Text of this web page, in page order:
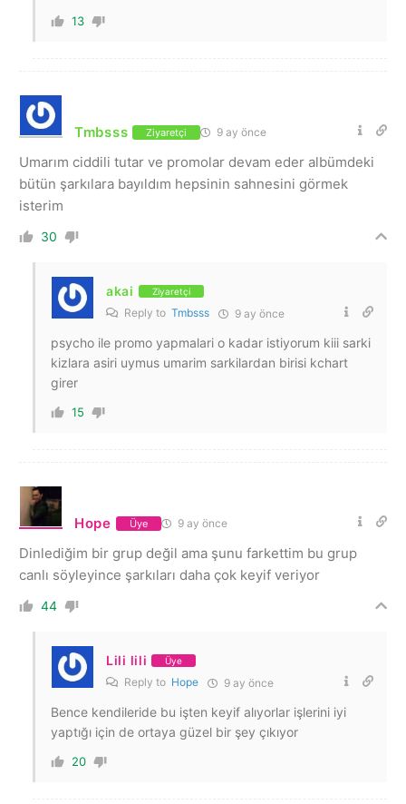
13
Tmbsss Ziyaretçi 9 ay önce
Umarım ciddili tutar ve promolar devam eder albümdeki
bütün şarkılara bayıldım hepsinin sahnesini görmek
isterim
30
akai Ziyaretçi
Reply to Tmbsss 9 ay önce
psycho ile promo yapmalari o kadar istiyorum kiii sarki
kizlara asiri uymus umarim sarkilardan birisi kchart
girer
15
Hope Üye 9 ay önce
Dinlediğim bir grup değil ama şunu farkettim bu grup
canlı söyleyince şarkıları daha çok keyif veriyor
44
Lili lili Üye
Reply to Hope 9 ay önce
Bence kendileride bu işten keyif alıyorlar işlerini iyi
yaptığı için de ortaya güzel bir şey çıkıyor
20